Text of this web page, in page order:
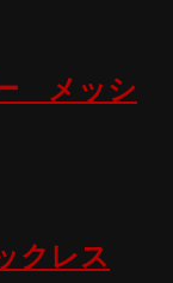
メッシ
クレス